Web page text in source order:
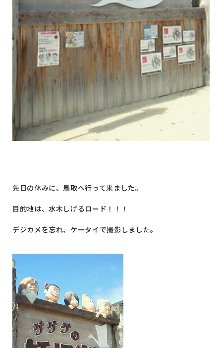
先日の休みに、鳥取へ行って来ました。
目的地は、水木しげるロード！！！
デジカメを忘れ、ケータイで撮影しました。